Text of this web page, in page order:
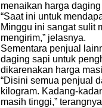
menaikan harga
“Saat ini untuk
Minggu ini sangat sulit
mengirim,” jelasnya.
Sementara penjual
daging sapi untuk
dikarenakan harga
“Disini semua penjual
kilogram. Kadang-
masih tinggi,”